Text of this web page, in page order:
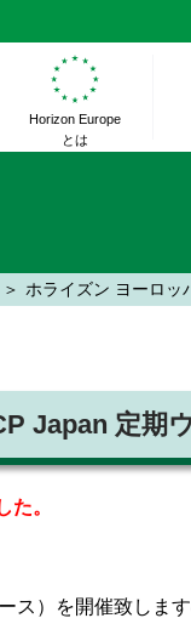
Horizon Europe
とは
ホライズン ヨーロ
Japan 定期
。
ス）を開催致しま